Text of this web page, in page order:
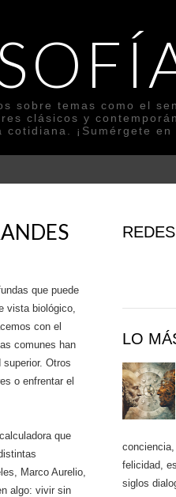
sobre temas como el
clásicos y
¡Sumérgete
que puede
vista biológico,
con el
comunes han
Otros
o enfrentar el
que
Marco Aurelio,
algo: vivir sin
LO
felicidad,
siglos